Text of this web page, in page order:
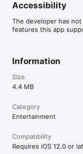
Accessibility
The developer has
features this app
Information
Size
4.4 MB
Category
Entertainment
Compatibility
Requires iOS 12.0 or